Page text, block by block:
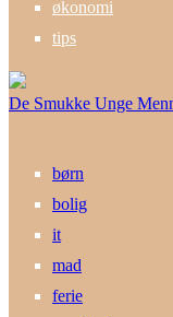
økonomi
tips
De Smukke Unge
børn
bolig
it
mad
ferie